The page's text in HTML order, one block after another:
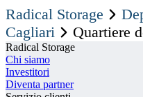
Radical Storage
Cagliari
Quartiere
Radical Storage
Chi siamo
Investitori
Diventa partner